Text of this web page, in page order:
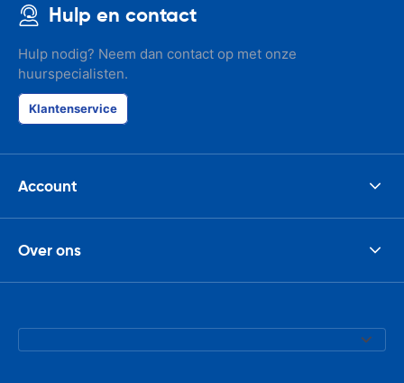
Hulp en contact
Hulp nodig? Neem dan contact op met onze
huurspecialisten.
Klantenservice
Account
Over ons